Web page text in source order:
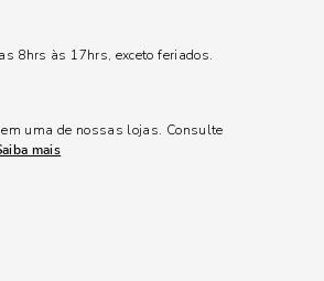
8hrs às 17hrs, exceto feriados.
uma de nossas lojas. Consulte
mais